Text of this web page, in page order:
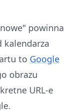
powinna
kalendarza
to Google
obrazu
URL-e